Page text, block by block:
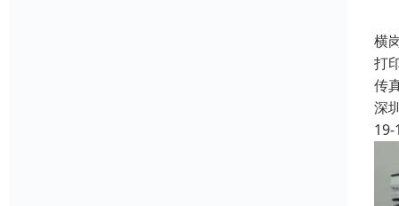
横
打
传
深
19-